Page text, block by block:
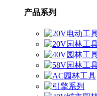
产品系列